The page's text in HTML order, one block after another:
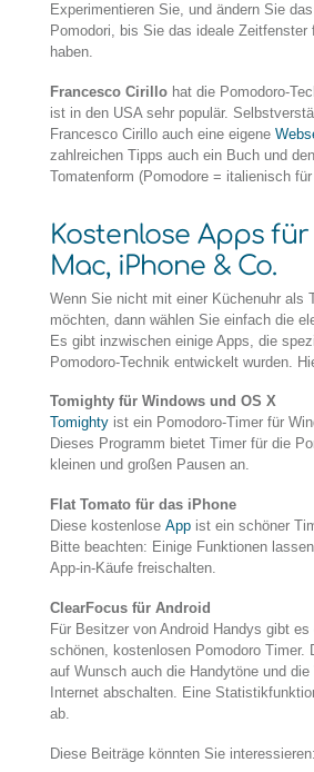
Experimentieren Sie, und ändern Sie
Pomodori, bis Sie das ideale Zeitfenster
haben.
Francesco Cirillohat die Pomodoro-
ist in den USA sehr populär.
Francesco Cirillo auch eine eigene
zahlreichen Tipps auch ein Buch und
Tomatenform (Pomodore = italienisch
Kostenlose Apps für
Mac, iPhone & Co.
Wenn Sie nicht mit einer Küchenuhr als
möchten, dann wählen Sie einfach die
Es gibt inzwischen einige Apps, die
Pomodoro-Technik entwickelt wurden.
Tomighty für Windows und OS X
Tomightyist ein Pomodoro-Timer für
Dieses Programm bietet Timer für die
kleinen und großen Pausen an.
Flat Tomato für das iPhone
Diese kostenlose Appist ein schöner
Bitte beachten: Einige Funktionen
App-in-Käufe freischalten.
ClearFocus für Android
Für Besitzer von Android Handys gibt
schönen, kostenlosen Pomodoro Timer.
auf Wunsch auch die Handytöne und die
Internet abschalten. Eine
ab.
Diese Beiträge könnten Sie interessieren: